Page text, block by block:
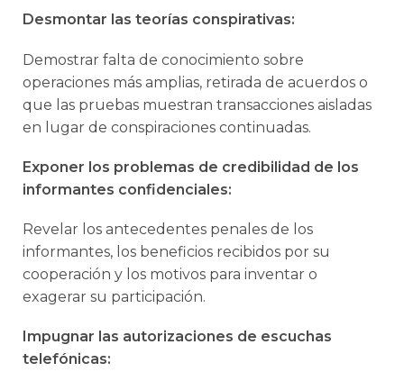
Desmontar las teorías conspirativas:
Demostrar falta de conocimiento sobre
operaciones más amplias, retirada de acuerdos o
que las pruebas muestran transacciones aisladas
en lugar de conspiraciones continuadas.
Exponer los problemas de credibilidad de los
informantes confidenciales:
Revelar los antecedentes penales de los
informantes, los beneficios recibidos por su
cooperación y los motivos para inventar o
exagerar su participación.
Impugnar las autorizaciones de escuchas
telefónicas: